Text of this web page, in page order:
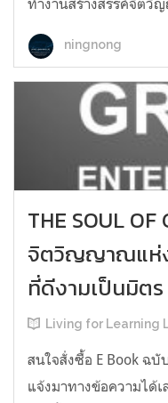
ningnong
THE SOUL OF
จิตวิญญาณแห่ง
ที่ดีงามเป็นมิต
Living for Learning
สนใจสั่งซื้อ E Book ฉ
แจ้งมาทางข้อความได้